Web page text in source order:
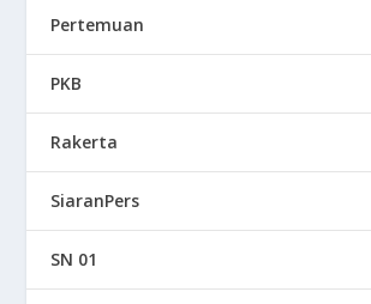
Pertemuan
PKB
Rakerta
SiaranPers
SN 01